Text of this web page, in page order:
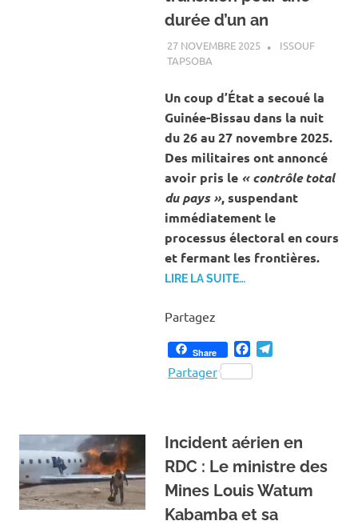
durée d’un an
27 NOVEMBRE 2025
ISSOUF
TAPSOBA
Un coup d’État a secoué la
Guinée-Bissau dans la nuit
du 26 au 27 novembre 2025.
Des militaires ont annoncé
avoir pris le « contrôle total
du pays », suspendant
immédiatement le
processus électoral en cours
et fermant les frontières.
LIRE LA SUITE…
Partagez
Share Facebook
Partager
Incident aérien en
RDC : Le ministre des
Mines Louis Watum
Kabamba et sa